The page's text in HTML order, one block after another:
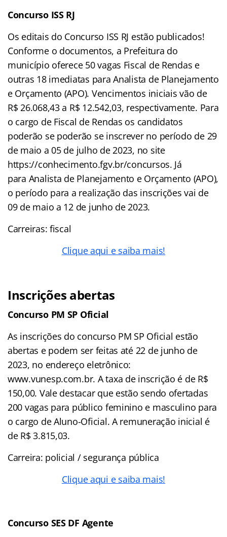
Concurso ISS RJ
Os editais do Concurso ISS RJ estão publicados!
Conforme o documentos, a Prefeitura do
município oferece 50 vagas Fiscal de Rendas e
outras 18 imediatas para Analista de Planejamento
e Orçamento (APO). Vencimentos iniciais vão de
R$ 26.068,43 a R$ 12.542,03, respectivamente. Para
o cargo de Fiscal de Rendas os candidatos
poderão se poderão se inscrever no período de 29
de maio a 05 de julho de 2023, no site
https://conhecimento.fgv.br/concursos. Já
para Analista de Planejamento e Orçamento (APO),
o período para a realização das inscrições vai de
09 de maio a 12 de junho de 2023.
Carreiras: fiscal
Clique aqui e saiba mais!
Inscrições abertas
Concurso PM SP Oficial
As inscrições do concurso PM SP Oficial estão
abertas e podem ser feitas até 22 de junho de
2023, no endereço eletrônico:
www.vunesp.com.br. A taxa de inscrição é de R$
150,00. Vale destacar que estão sendo ofertadas
200 vagas para público feminino e masculino para
o cargo de Aluno-Oficial. A remuneração inicial é
de R$ 3.815,03.
Carreira: policial / segurança pública
Clique aqui e saiba mais!
Concurso SES DF Agente